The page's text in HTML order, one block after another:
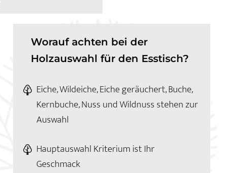
Worauf achten bei der
Holzauswahl für den Esstisch?
Eiche, Wildeiche, Eiche geräuchert, Buche,
Kernbuche, Nuss und Wildnuss stehen zur
Auswahl
Hauptauswahl Kriterium ist Ihr
Geschmack